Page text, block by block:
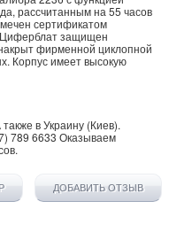
рассчитанным на 55 часов
сертификатом
Циферблат защищен
фирменной циклопной
Корпус имеет высокую
также вУкраину (Киев).
789 6633 Оказываем
.
ДОБАВИТЬ ОТЗЫВ